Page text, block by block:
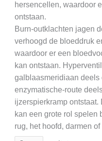
hersencellen, waardoor
ontstaan.
Burn-outklachten jagen
verhoogd de bloeddruk
waardoor er een
kan ontstaan.
galblaasmeridiaan deels
enzymatische-route
ijzerspierkramp
kan een grote rol spelen
rug, het hoofd, darmen